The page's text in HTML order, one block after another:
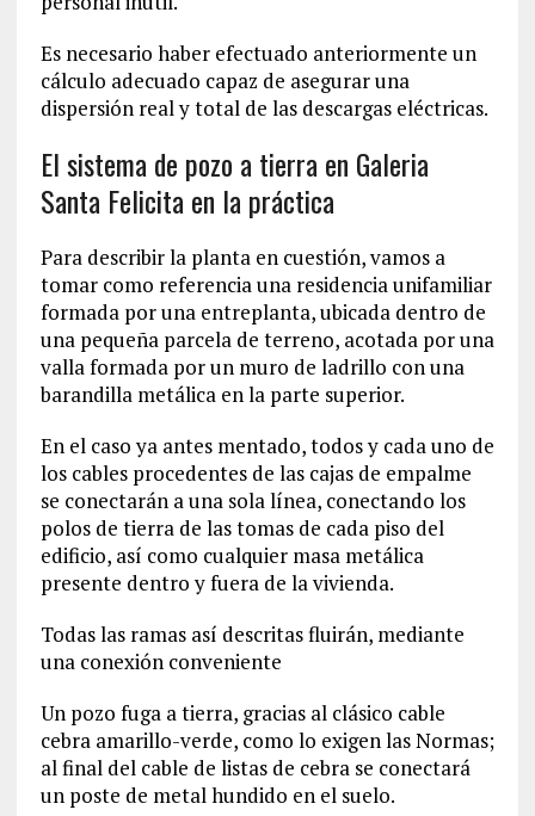
Es necesario haber efectuado anteriormente un
cálculo adecuado capaz de asegurar una
dispersión real y total de las descargas eléctricas.
El sistema de pozo a tierra en Galeria
Santa Felicita en la práctica
Para describir la planta en cuestión, vamos a
tomar como referencia una residencia unifamiliar
formada por una entreplanta, ubicada dentro de
una pequeña parcela de terreno, acotada por una
valla formada por un muro de ladrillo con una
barandilla metálica en la parte superior.
En el caso ya antes mentado, todos y cada uno de
los cables procedentes de las cajas de empalme
se conectarán a una sola línea, conectando los
polos de tierra de las tomas de cada piso del
edificio, así como cualquier masa metálica
presente dentro y fuera de la vivienda.
Todas las ramas así descritas fluirán, mediante
una conexión conveniente
Un pozo fuga a tierra, gracias al clásico cable
cebra amarillo-verde, como lo exigen las Normas;
al final del cable de listas de cebra se conectará
un poste de metal hundido en el suelo.